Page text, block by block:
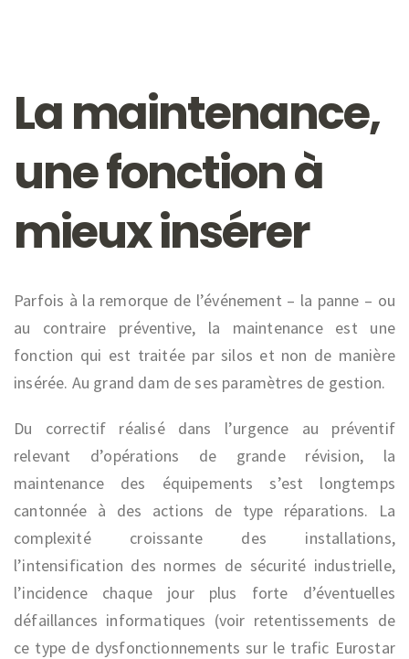
La maintenance,
une fonction à
mieux insérer
Parfois à la remorque de l’événement – la panne – ou
au contraire préventive, la maintenance est une
fonction qui est traitée par silos et non de manière
insérée. Au grand dam de ses paramètres de gestion.
Du correctif réalisé dans l’urgence au préventif
relevant d’opérations de grande révision, la
maintenance des équipements s’est longtemps
cantonnée à des actions de type réparations. La
complexité croissante des installations,
l’intensification des normes de sécurité industrielle,
l’incidence chaque jour plus forte d’éventuelles
défaillances informatiques (voir retentissements de
ce type de dysfonctionnements sur le trafic Eurostar